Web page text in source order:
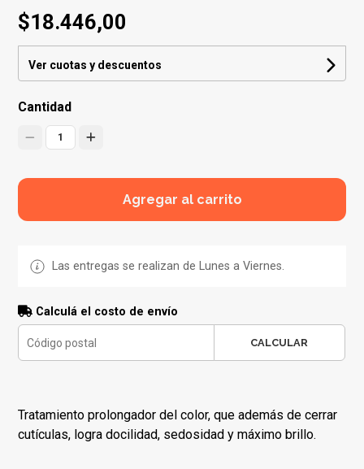
$18.446,00
Ver cuotas y descuentos
Cantidad
1
Agregar al carrito
Las entregas se realizan de Lunes a Viernes.
Calculá el costo de envío
CALCULAR
Tratamiento prolongador del color, que además de cerrar
cutículas, logra docilidad, sedosidad y máximo brillo.